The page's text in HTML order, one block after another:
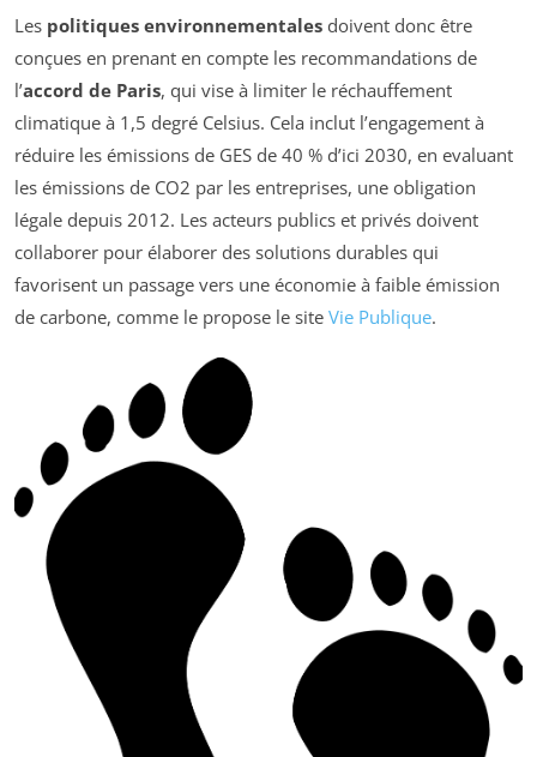
Les politiques environnementales doivent donc être
conçues en prenant en compte les recommandations de
l’accord de Paris, qui vise à limiter le réchauffement
climatique à 1,5 degré Celsius. Cela inclut l’engagement à
réduire les émissions de GES de 40 % d’ici 2030, en evaluant
les émissions de CO2 par les entreprises, une obligation
légale depuis 2012. Les acteurs publics et privés doivent
collaborer pour élaborer des solutions durables qui
favorisent un passage vers une économie à faible émission
de carbone, comme le propose le site Vie Publique.